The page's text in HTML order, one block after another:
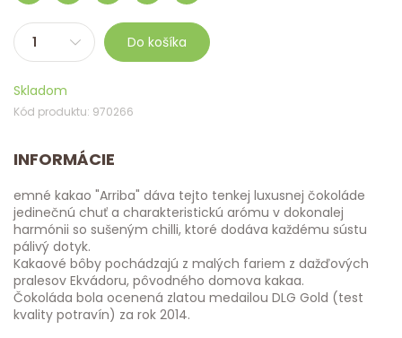
Do košíka
Skladom
Kód produktu: 970266
INFORMÁCIE
emné kakao "Arriba" dáva tejto tenkej luxusnej čokoláde
jedinečnú chuť a charakteristickú arómu v dokonalej
harmónii so sušeným chilli, ktoré dodáva každému sústu
pálivý dotyk.
Kakaové bôby pochádzajú z malých fariem z dažďových
pralesov Ekvádoru, pôvodného domova kakaa.
Čokoláda bola ocenená zlatou medailou DLG Gold (test
kvality potravín) za rok 2014.